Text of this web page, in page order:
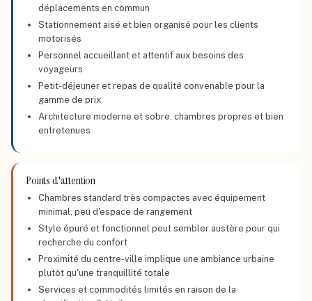
déplacements en commun
Stationnement aisé et bien organisé pour les clients
motorisés
Personnel accueillant et attentif aux besoins des
voyageurs
Petit-déjeuner et repas de qualité convenable pour la
gamme de prix
Architecture moderne et sobre, chambres propres et bien
entretenues
Points d'attention
Chambres standard très compactes avec équipement
minimal, peu d'espace de rangement
Style épuré et fonctionnel peut sembler austère pour qui
recherche du confort
Proximité du centre-ville implique une ambiance urbaine
plutôt qu'une tranquillité totale
Services et commodités limités en raison de la